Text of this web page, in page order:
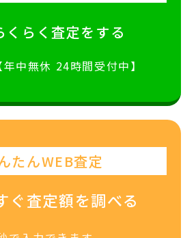
くらく査定をする
中無休 24時間受付中】
たんWEB査定
ぐ査定額を調べる